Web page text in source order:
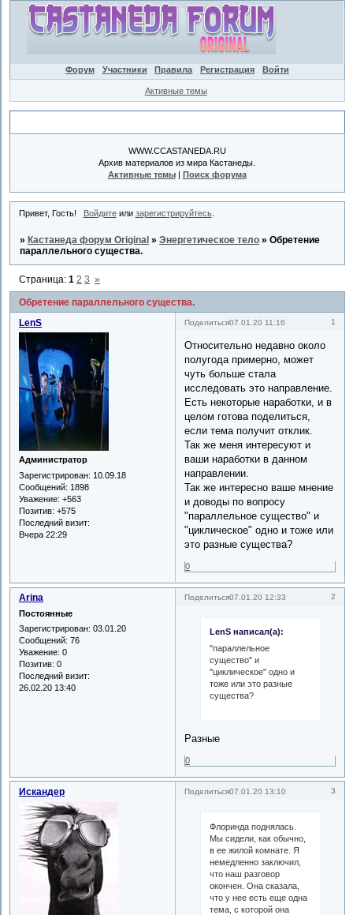
Форум Участники Правила Регистрация Войти
Активные темы
WWW.CCASTANEDA.RU
Архив материалов из мира Кастанеды.
Активные темы| Поиск форума
Привет, Гость! Войдитеили зарегистрируйтесь.
» Кастанеда форум Original »Энергетическое тело »Обретение
параллельного существа.
Обретение параллельного существа.
Страница:1 2 3 »
Поделиться 1
07.01.20 11:16
LenS
Администратор
Зарегистрирован: 10.09.18
Сообщений: 1898
Уважение: +563
Позитив: +575
Последний визит:
Вчера 22:29
Относительно недавно около
полугода примерно, может
чуть больше стала
исследовать это направление.
Есть некоторые наработки, и в
целом готова поделиться,
если тема получит отклик.
Так же меня интересуют и
ваши наработки в данном
направлении.
Так же интересно ваше мнение
и доводы по вопросу
"параллельное существо" и
"циклическое" одно и тоже или
это разные существа?
0
Поделиться 2
07.01.20 12:33
Arina
Постоянные
Зарегистрирован: 03.01.20
Сообщений: 76
Уважение: 0
Позитив: 0
Последний визит:
26.02.20 13:40
LenS написал(а):
"параллельное
существо" и
"циклическое" одно и
тоже или это разные
существа?
Разные
0
Поделиться 3
07.01.20 13:10
Искандер
Флоринда поднялась.
Мы сидели, как обычно,
в ее жилой комнате. Я
немедленно заключил,
что наш разговор
окончен. Она сказала,
что у нее есть еще одна
тема, с которой она